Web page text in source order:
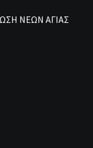
ΝΕΩΝ ΑΓΙΑΣ